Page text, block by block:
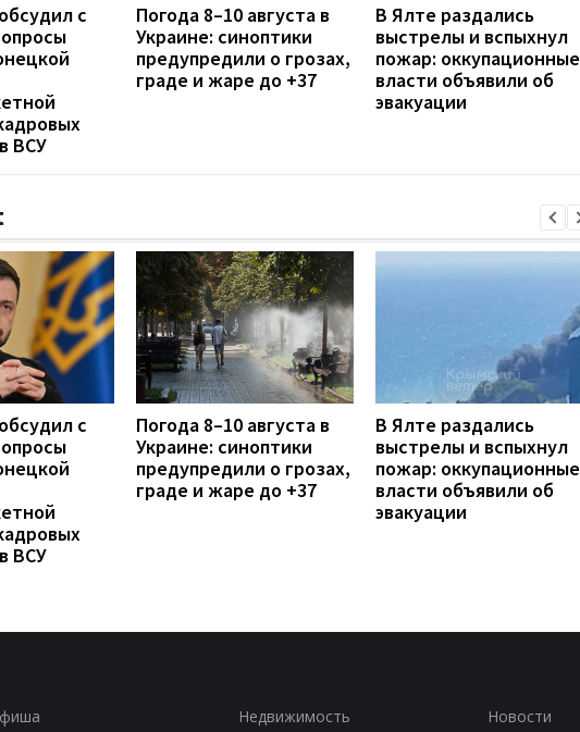
с
ВСУ
Погода 8–10 августа в
Украине: синоптики
предупредили о грозах,
граде и жаре до +37
В Ялте раздались
выстрелы и вспыхнул
пожар: оккупационные
власти объявили об
эвакуации
с
ВСУ
Погода 8–10 августа в
Украине: синоптики
предупредили о грозах,
граде и жаре до +37
В Ялте раздались
выстрелы и вспыхнул
пожар: оккупационные
власти объявили об
эвакуации
Недвижимость Новости